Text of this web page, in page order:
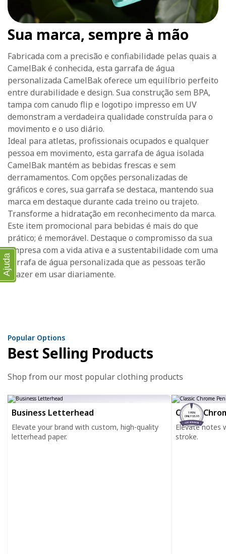
Sua marca, sempre à mão
Fabricada com a precisão e confiabilidade pelas quais a
CamelBak é conhecida, esta garrafa de água
personalizada CamelBak oferece um equilíbrio perfeito
entre durabilidade e design. Sua construção sem BPA,
tampa com canudo flip e logotipo impresso em UV
demonstram a verdadeira qualidade construída para o
movimento e o uso diário.
Ideal para atletas, profissionais ocupados e qualquer
pessoa em movimento, esta garrafa de água isolada
CamelBak mantém as bebidas frescas e sem
derramamentos. Com opções personalizadas de
gráficos e cores, sua garrafa se destaca, mantendo sua
marca em destaque durante cada treino ou trajeto.
Transforme a hidratação em reconhecimento da marca.
Este item promocional para bebidas é mais do que
prático; é memorável. Destaque o compromisso da sua
empresa com a vida ativa e a sustentabilidade com uma
garrafa de água personalizada que as pessoas terão
prazer em usar diariamente.
Popular Options
Best Selling Products
Shop from our most popular clothing products
Business Letterhead
Elevate your brand with custom, high-quality
letterhead paper.
1 PEN
ONLY $5.95
Classic
Elevate notes
stroke.
Ajuda